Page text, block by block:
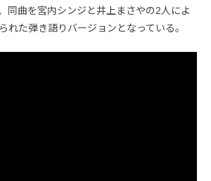
同曲を宮内シンジと井上まさやの2人によ
れた弾き語りバージョンとなっている。